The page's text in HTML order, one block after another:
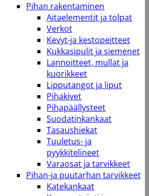
Pihan rakentaminen
Aitaelementit ja tolpat
Verkot
Kevyt-ja kestopeitteet
Kukkasipulit ja siemenet
Lannoitteet, mullat ja
kuorikkeet
Lipputangot ja liput
Pihakivet
Pihapäällysteet
Suodatinkankaat
Tasaushiekat
Tuuletus- ja
pyykkitelineet
Varaosat ja tarvikkeet
Pihan-ja puutarhan tarvikkeet
Katekankaat